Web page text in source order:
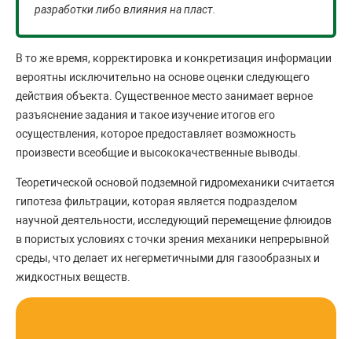
разработки либо влияния на пласт.
В то же время, корректировка и конкретизация информации
вероятны исключительно на основе оценки следующего
действия объекта. Существенное место занимает верное
разъяснение задания и такое изучение итогов его
осуществления, которое предоставляет возможность
произвести всеобщие и высококачественные выводы.
Теоретической основой подземной гидромеханики считается
гипотеза фильтрации, которая является подразделом
научной деятельности, исследующий перемещение флюидов
в пористых условиях с точки зрения механики непрерывной
среды, что делает их негерметичными для газообразных и
жидкостных веществ.